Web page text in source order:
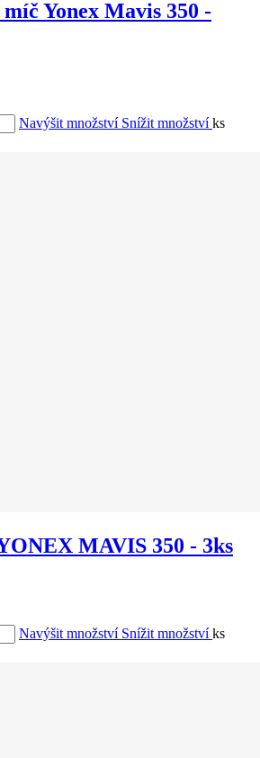
Yonex Mavis 350 -
Navýšit množství Snížit množstvíks
MAVIS 350 - 3ks
Navýšit množství Snížit množstvíks